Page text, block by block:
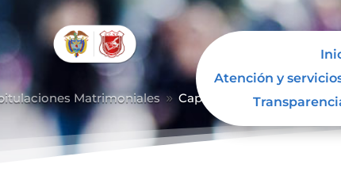
Atención y
Matrimoniales 9 Capitulaciones